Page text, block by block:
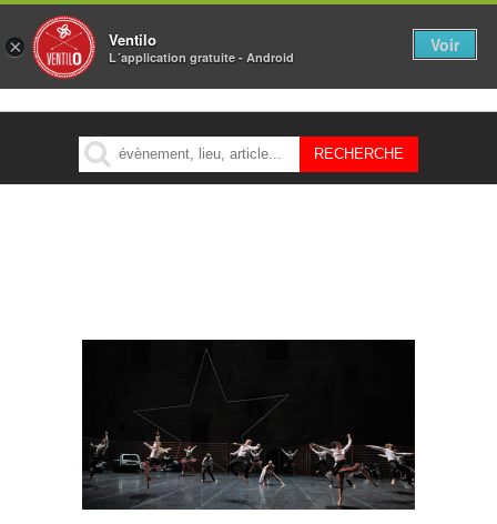
MENU
× Ventilo
L´application gratuite - Android
Voir